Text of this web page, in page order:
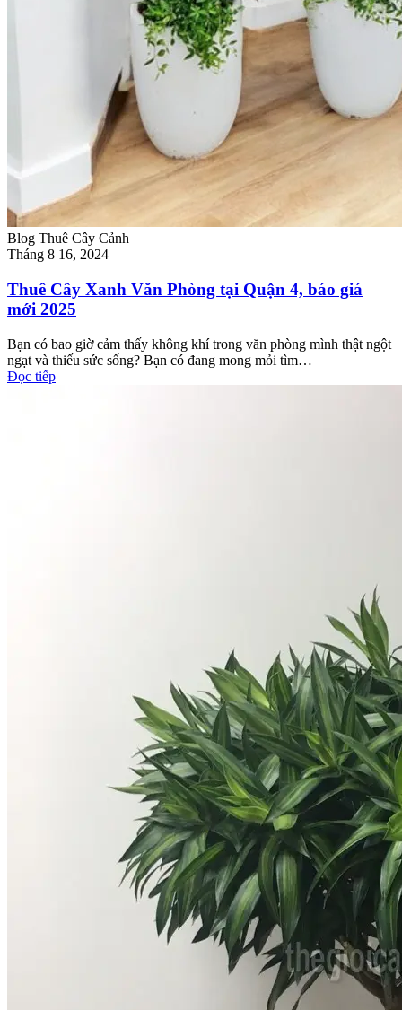
Blog Thuê Cây Cảnh
Tháng 8 16, 2024
Thuê Cây Xanh Văn Phòng tại Quận 4, báo giá
mới 2025
Bạn có bao giờ cảm thấy không khí trong văn phòng mình thật ngột
ngạt và thiếu sức sống? Bạn có đang mong mỏi tìm…
Đọc tiếp